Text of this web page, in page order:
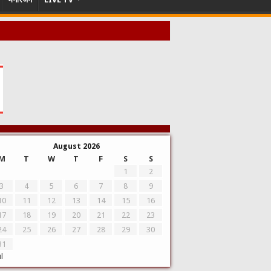
August 2026
T W T F S
S
1
2
3
4 5 6 7 8
9
11 12 13 14 15
16
18 19 20 21 22
23
25 26 27 28 29
30